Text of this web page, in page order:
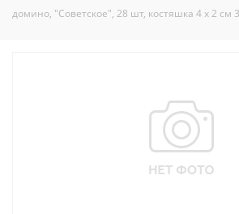
домино, "Советское", 28 шт, костяшка 4 х 2 см